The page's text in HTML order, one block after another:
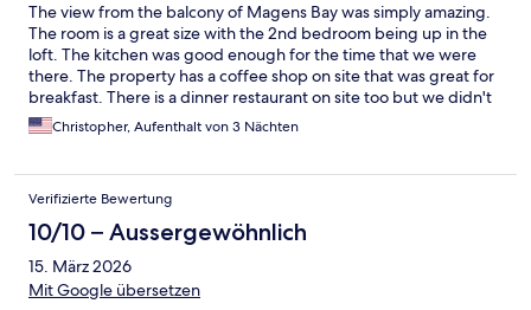
The view from the balcony of Magens Bay was simply amazing.
The room is a great size with the 2nd bedroom being up in the
loft. The kitchen was good enough for the time that we were
there. The property has a coffee shop on site that was great for
breakfast. There is a dinner restaurant on site too but we didn't
eat there. It is a beautiful property. Would definitely stay there
again. The cat sanctuary onsite was a bonus as we love cats.
Christopher, Aufenthalt von 3 Nächten
Verifizierte Bewertung
10/10 – Aussergewöhnlich
15. März 2026
Mit Google übersetzen